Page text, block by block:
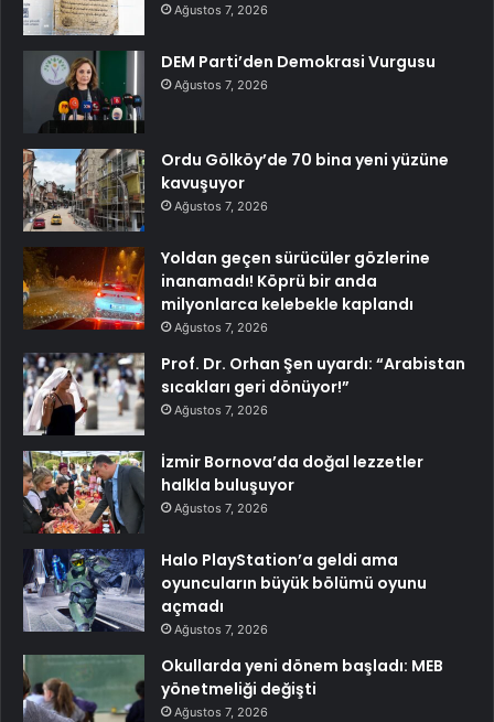
Ağustos 7, 2026
DEM Parti’den Demokrasi Vurgusu
Ağustos 7, 2026
Ordu Gölköy’de 70 bina yeni yüzüne
kavuşuyor
Ağustos 7, 2026
Yoldan geçen sürücüler gözlerine
inanamadı! Köprü bir anda
milyonlarca kelebekle kaplandı
Ağustos 7, 2026
Prof. Dr. Orhan Şen uyardı: “Arabistan
sıcakları geri dönüyor!”
Ağustos 7, 2026
İzmir Bornova’da doğal lezzetler
halkla buluşuyor
Ağustos 7, 2026
Halo PlayStation’a geldi ama
oyuncuların büyük bölümü oyunu
açmadı
Ağustos 7, 2026
Okullarda yeni dönem başladı: MEB
yönetmeliği değişti
Ağustos 7, 2026